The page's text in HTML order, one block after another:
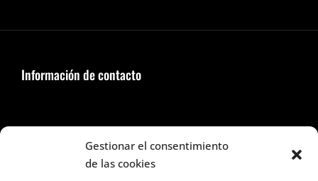
Gestionar el consentimiento
de las cookies
Información de contacto
Seguir en Facebook e Instagram